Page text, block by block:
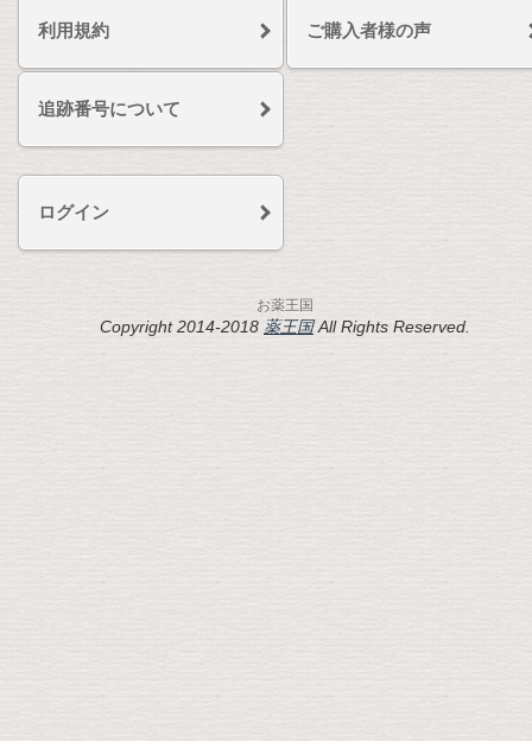
利用規約 ご購入者様の声
追跡番号について
ログイン
お薬王国
Copyright 2014-2018 薬王国All Rights Reserved.